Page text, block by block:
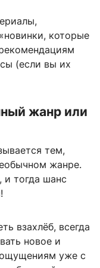
которые
(если вы их
жанр или
тем,
жанре.
и тогда шанс
взахлёб, всегда
новое и
уже с